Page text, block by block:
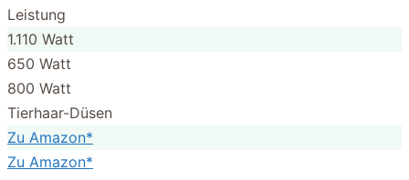
Leistung
1.110 Watt
650 Watt
800 Watt
Tierhaar-Düsen
Zu Amazon*
Zu Amazon*